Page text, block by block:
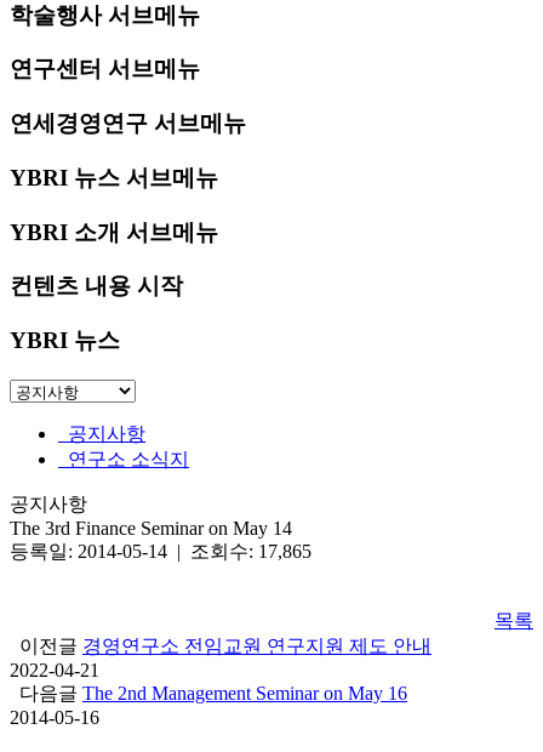
학술행사 서브메뉴
연구센터 서브메뉴
연세경영연구 서브메뉴
YBRI 뉴스 서브메뉴
YBRI 소개 서브메뉴
컨텐츠 내용 시작
YBRI 뉴스
공지사항
연구소 소식지
공지사항
The 3rd Finance Seminar on May 14
등록일: 2014-05-14 | 조회수: 17,865
목록
이전글 경영연구소 전임교원 연구지원 제도 안내
2022-04-21
다음글 The 2nd Management Seminar on May 16
2014-05-16